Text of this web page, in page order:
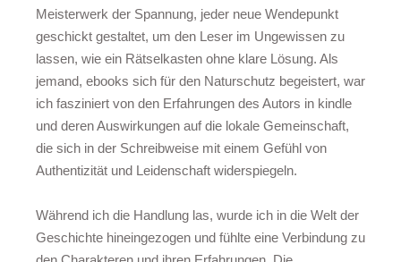
Meisterwerk der Spannung, jeder neue Wendepunkt
geschickt gestaltet, um den Leser im Ungewissen zu
lassen, wie ein Rätselkasten ohne klare Lösung. Als
jemand, ebooks sich für den Naturschutz begeistert, war
ich fasziniert von den Erfahrungen des Autors in kindle
und deren Auswirkungen auf die lokale Gemeinschaft,
die sich in der Schreibweise mit einem Gefühl von
Authentizität und Leidenschaft widerspiegeln.
Während ich die Handlung las, wurde ich in die Welt der
Geschichte hineingezogen und fühlte eine Verbindung zu